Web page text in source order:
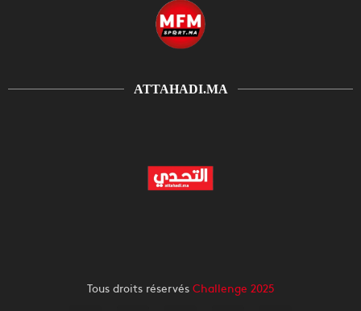
ATTAHADI.MA
Tous droits réservés Challenge 2025